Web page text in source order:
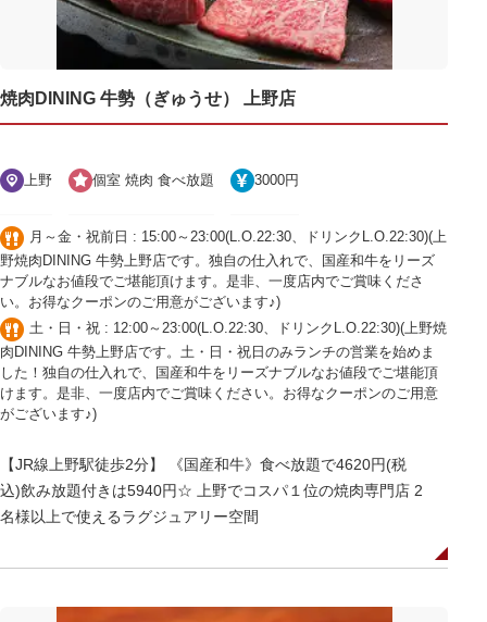
焼肉DINING 牛勢（ぎゅうせ） 上野店
上野 個室 焼肉 食べ放題 3000円
月～金・祝前日 : 15:00～23:00(L.O.22:30、ドリンクL.O.22:30)(上
野焼肉DINING 牛勢上野店です。独自の仕入れで、国産和牛をリーズ
ナブルなお値段でご堪能頂けます。是非、一度店内でご賞味くださ
い。お得なクーポンのご用意がございます♪)
土・日・祝 : 12:00～23:00(L.O.22:30、ドリンクL.O.22:30)(上野焼
肉DINING 牛勢上野店です。土・日・祝日のみランチの営業を始めま
した！独自の仕入れで、国産和牛をリーズナブルなお値段でご堪能頂
けます。是非、一度店内でご賞味ください。お得なクーポンのご用意
がございます♪)
【JR線上野駅徒歩2分】 《国産和牛》食べ放題で4620円(税
込)飲み放題付きは5940円☆ 上野でコスパ１位の焼肉専門店 2
名様以上で使えるラグジュアリー空間